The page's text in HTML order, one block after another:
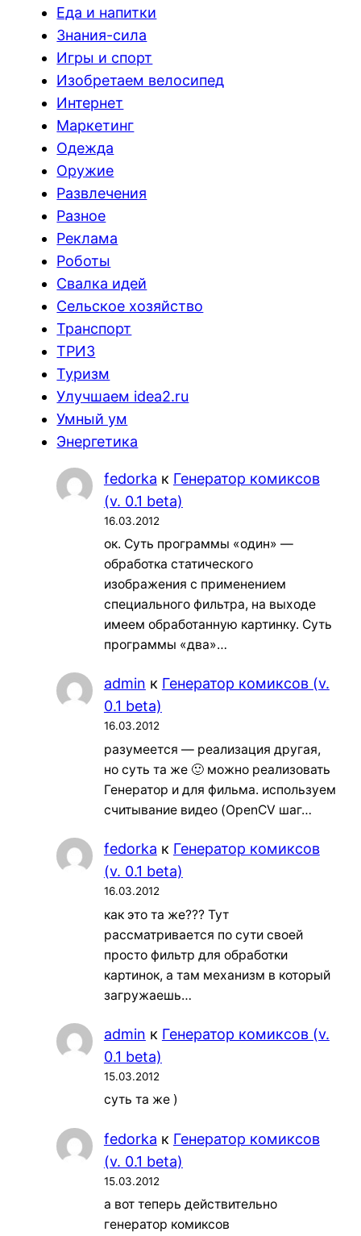
Еда и напитки
Знания-сила
Игры и спорт
Изобретаем велосипед
Интернет
Маркетинг
Одежда
Оружие
Развлечения
Разное
Реклама
Роботы
Свалка идей
Сельское хозяйство
Транспорт
ТРИЗ
Туризм
Улучшаем idea2.ru
Умный ум
Энергетика
fedorka к Генератор комиксов
(v. 0.1 beta)
16.03.2012
ок. Суть программы «один» —
обработка статического
изображения с применением
специального фильтра, на выходе
имеем обработанную картинку. Суть
программы «два»…
admin к Генератор комиксов (v.
0.1 beta)
16.03.2012
разумеется — реализация другая,
но суть та же 🙂 можно реализовать
Генератор и для фильма. используем
считывание видео (OpenCV шаг…
fedorka к Генератор комиксов
(v. 0.1 beta)
16.03.2012
как это та же??? Тут
рассматривается по сути своей
просто фильтр для обработки
картинок, а там механизм в который
загружаешь…
admin к Генератор комиксов (v.
0.1 beta)
15.03.2012
суть та же )
fedorka к Генератор комиксов
(v. 0.1 beta)
15.03.2012
а вот теперь действительно
генератор комиксов